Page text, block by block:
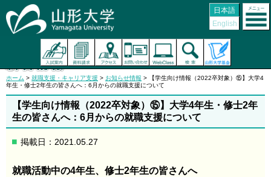
日本語
English
ホーム > 就職支援・キャリア支援 > お知らせ情報 > 【学生向け情報（2022卒対象）⑮】大学4
年生・修士2年生の皆さんへ：6月からの就職支援について
【学生向け情報（2022卒対象）⑮】大学4年生・修士2年
生の皆さんへ：6月からの就職支援について
掲載日：2021.05.27
就職活動中の4年生、修士2年生の皆さんへ